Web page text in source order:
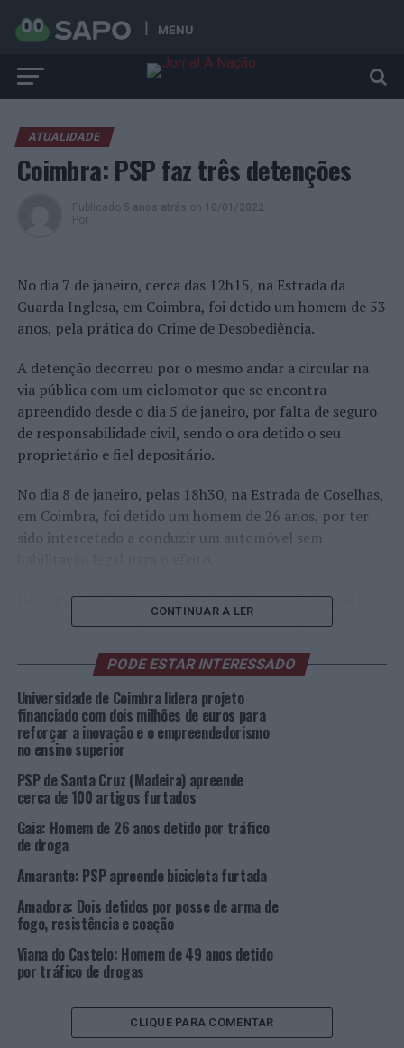
MENU
ATUALIDADE
Coimbra: PSP faz três detenções
Publicado 5 anos atrás on 10/01/2022
Por
No dia 7 de janeiro, cerca das 12h15, na Estrada da
Guarda Inglesa, em Coimbra, foi detido um homem de 53
anos, pela prática do Crime de Desobediência.
A detenção decorreu por o mesmo andar a circular na
via pública com um ciclomotor que se encontra
apreendido desde o dia 5 de janeiro, por falta de seguro
de responsabilidade civil, sendo o ora detido o seu
proprietário e fiel depositário.
No dia 8 de janeiro, pelas 18h30, na Estrada de Coselhas,
em Coimbra, foi detido um homem de 26 anos, por ter
sido intercetado a conduzir um automóvel sem
Hoje, pelas 00h20, na Rua Pedro Olaio, em Coimbra, foi
detido, por condução sob o efeito do álcool, um homem
partir do ar expirado, acusou uma TAS (Taxa de Álcool
Foto: DR.
TÓPICOS RELACIONADOS: COIMBRA
DESTAQUE
PSP
PRÓXIMO
Sintra: “CONSTRUÇÃO (A)PARENTE” junta obra de
Dorindo de Carvalho com Almada Negreiros no MU.SA
Voleibol: Prestação dos portugueses pelo mundo
CONTINUAR A LER
PODE ESTAR INTERESSADO
Universidade de Coimbra lidera projeto
financiado com dois milhões de euros para
reforçar a inovação e o empreendedorismo
no ensino superior
PSP de Santa Cruz (Madeira) apreende
cerca de 100 artigos furtados
Gaia: Homem de 26 anos detido por tráfico
de droga
Amarante: PSP apreende bicicleta furtada
Amadora: Dois detidos por posse de arma de
fogo, resistência e coação
Viana do Castelo: Homem de 49 anos detido
por tráfico de drogas
CLIQUE PARA COMENTAR